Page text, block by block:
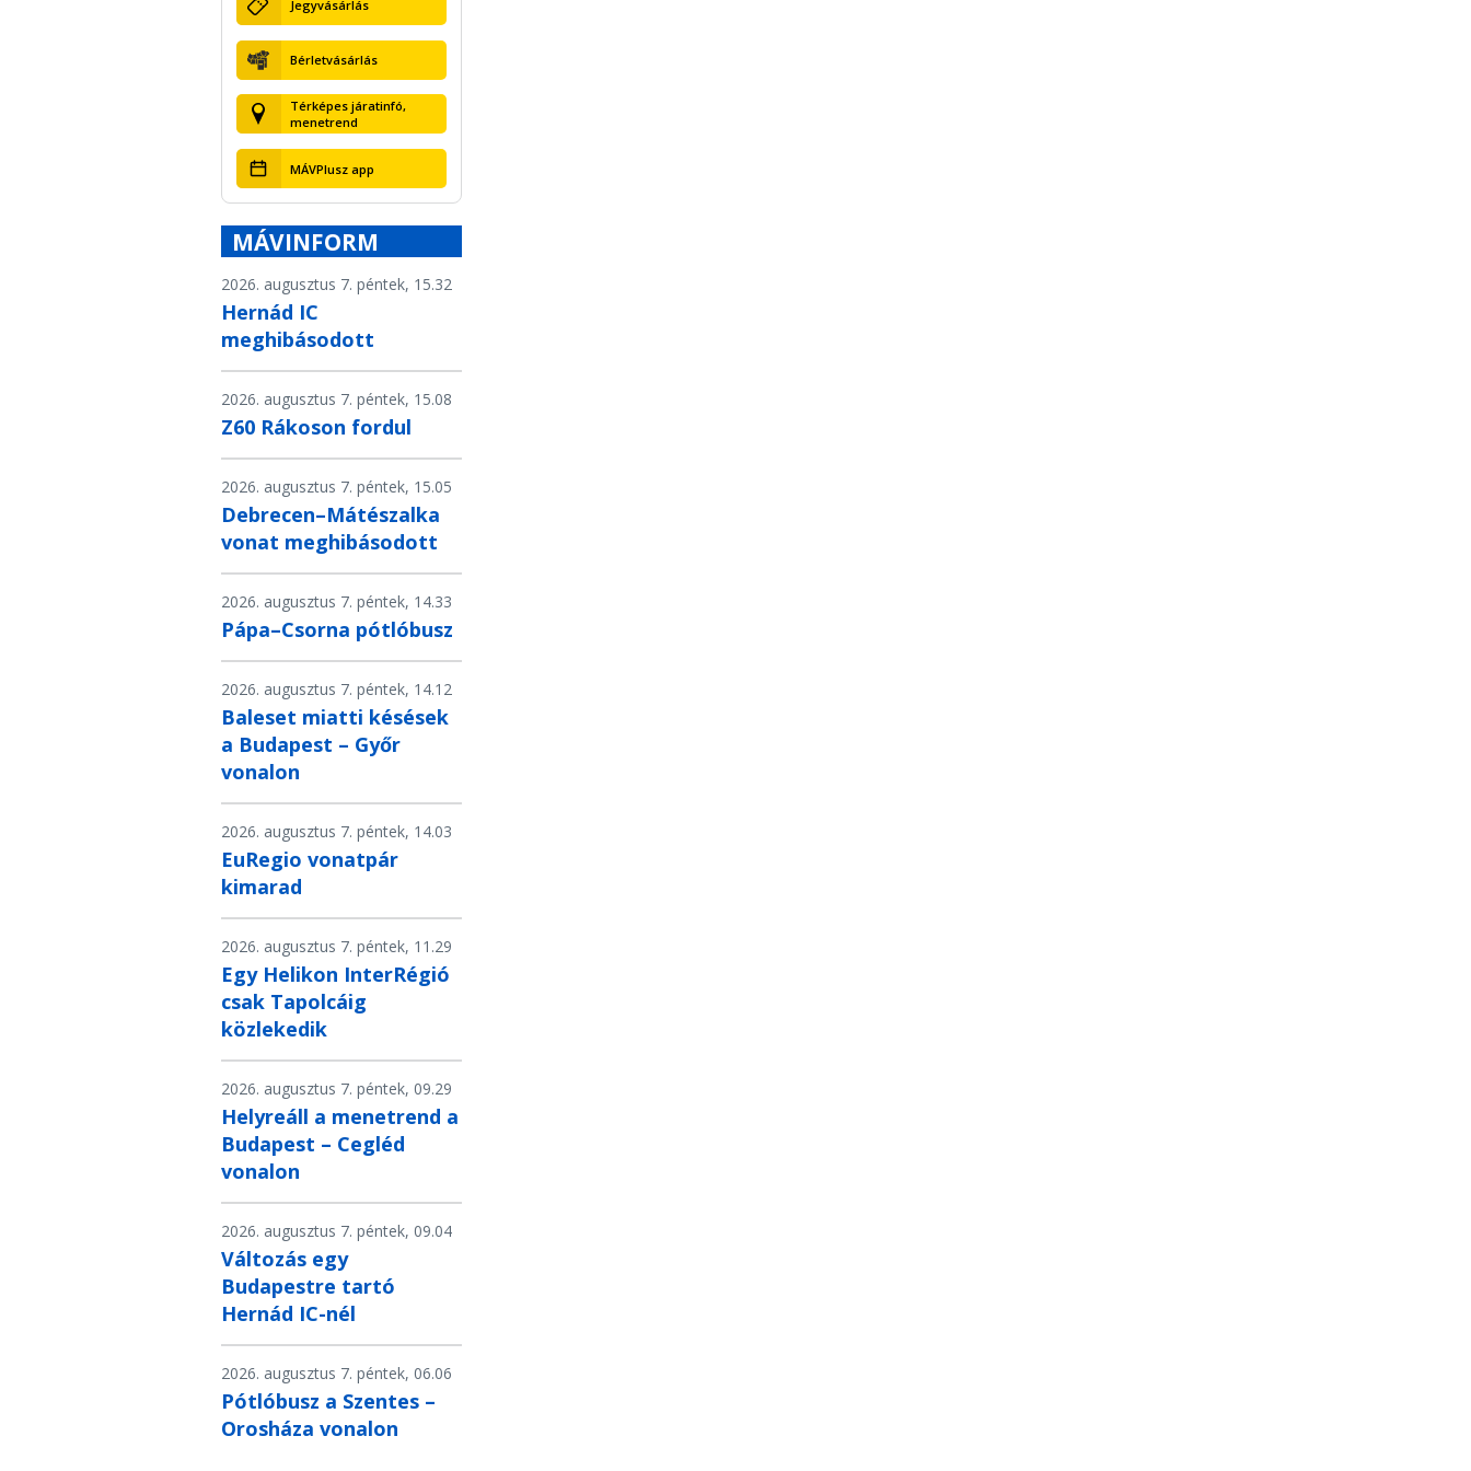
Jegyvásárlás
Bérletvásárlás
Térképes járatinfó,
menetrend
MÁVPlusz app
MÁVINFORM
2026. augusztus 7. péntek, 15.32
Hernád IC
meghibásodott
2026. augusztus 7. péntek, 15.08
Z60 Rákoson fordul
2026. augusztus 7. péntek, 15.05
Debrecen–Mátészalka
vonat meghibásodott
2026. augusztus 7. péntek, 14.33
Pápa–Csorna pótlóbusz
2026. augusztus 7. péntek, 14.12
Baleset miatti késések
a Budapest – Győr
vonalon
2026. augusztus 7. péntek, 14.03
EuRegio vonatpár
kimarad
2026. augusztus 7. péntek, 11.29
Egy Helikon InterRégió
csak Tapolcáig
közlekedik
2026. augusztus 7. péntek, 09.29
Helyreáll a menetrend a
Budapest – Cegléd
vonalon
2026. augusztus 7. péntek, 09.04
Változás egy
Budapestre tartó
Hernád IC-nél
2026. augusztus 7. péntek, 06.06
Pótlóbusz a Szentes –
Orosháza vonalon